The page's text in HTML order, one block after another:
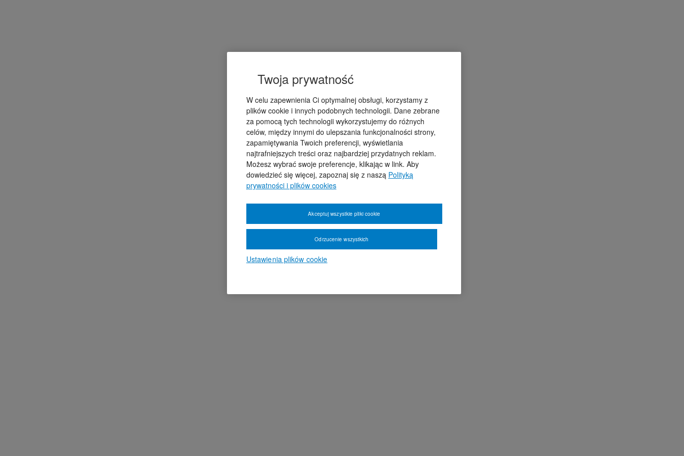
Twoja prywatność
W celu zapewnienia Ci optymalnej obsługi, korzystamy z
plików cookie i innych podobnych technologii. Dane zebrane
za pomocą tych technologii wykorzystujemy do różnych
celów, między innymi do ulepszania funkcjonalności strony,
zapamiętywania Twoich preferencji, wyświetlania
najtrafniejszych treści oraz najbardziej przydatnych reklam.
Możesz wybrać swoje preferencje, klikając w link. Aby
dowiedzieć się więcej, zapoznaj się z naszą Polityką
prywatności i plików cookies
Ustawienia plików cookie
Odrzucenie wszystkich
Akceptuj wszystkie pliki cookie